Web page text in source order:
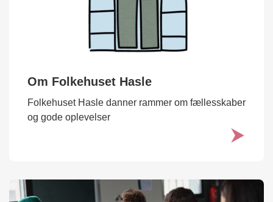
Om Folkehuset Hasle
Folkehuset Hasle danner rammer om fællesskaber
og gode oplevelser